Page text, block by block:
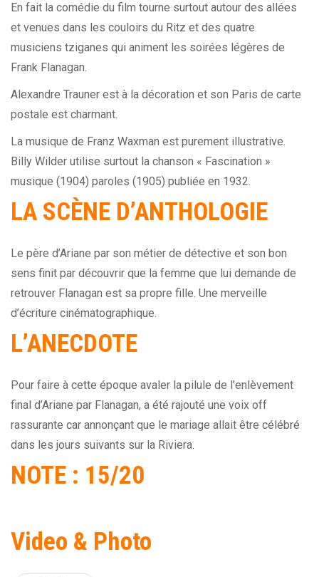
En fait la comédie du film tourne surtout autour des allées
et venues dans les couloirs du Ritz et des quatre
musiciens tziganes qui animent les soirées légères de
Frank Flanagan.
Alexandre Trauner est à la décoration et son Paris de carte
postale est charmant.
La musique de Franz Waxman est purement illustrative.
Billy Wilder utilise surtout la chanson « Fascination »
musique (1904) paroles (1905) publiée en 1932.
LA SCÈNE D’ANTHOLOGIE
Le père d’Ariane par son métier de détective et son bon
sens finit par découvrir que la femme que lui demande de
retrouver Flanagan est sa propre fille. Une merveille
d’écriture cinématographique.
L’ANECDOTE
Pour faire à cette époque avaler la pilule de l’enlèvement
final d’Ariane par Flanagan, a été rajouté une voix off
rassurante car annonçant que le mariage allait être célébré
dans les jours suivants sur la Riviera.
NOTE : 15/20
Video & Photo